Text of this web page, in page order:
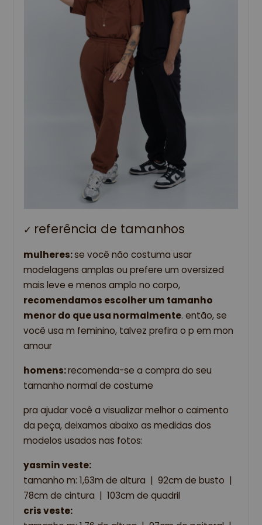
✓ referência de tamanhos
mulheres: se você não costuma usar
modelagens amplas ou prefere um oversized
recomendamos escolher um tamanho
menor do que usa normalmente. então, se
você usa m feminino, talvez prefira o p em mon
amour
homens: recomenda-se a compra do seu
tamanho normal de costume
pra ajudar você a visualizar melhor o caimento
da peça, deixamos abaixo as medidas dos
modelos usados nas fotos:
yasmin veste:
tamanho m: 1,63m de altura  |  92cm de busto  |
78cm de cintura  |  103cm de quadril
cris veste: